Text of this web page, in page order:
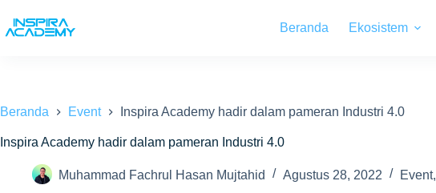
content
Beranda Ekosistem
Beranda Event Inspira Academy hadir dalam pameran Industri 4.0
Inspira Academy hadir dalam pameran Industri 4.0
Muhammad Fachrul Hasan Mujtahid Agustus 28, 2022 Event,